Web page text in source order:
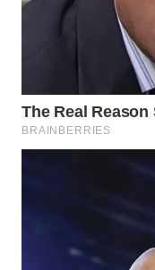
WAHANA
TANI
INFRASTRUKTUR